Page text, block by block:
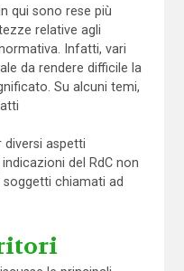
qui sono rese più
relative agli
Infatti, vari
da rendere difficile la
Su alcuni temi,
diversi aspetti
del RdC non
chiamati ad